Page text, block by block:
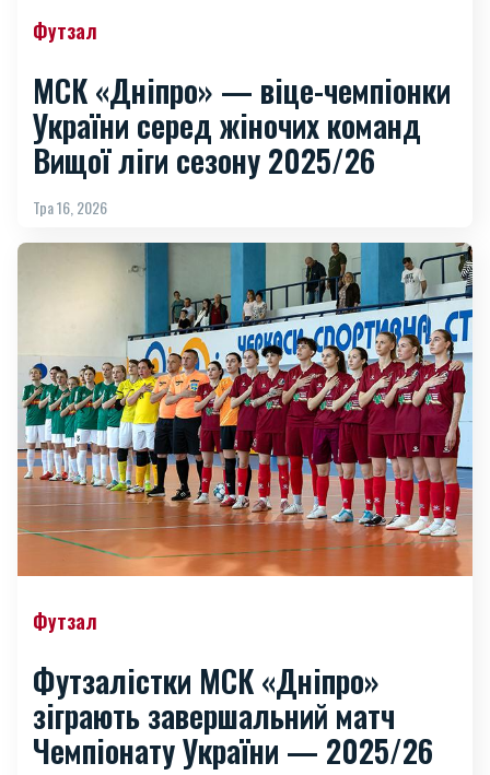
Футзал
МСК «Дніпро» — віце-чемпіонки
України серед жіночих команд
Вищої ліги сезону 2025/26
Тра 16, 2026
Футзал
Футзалістки МСК «Дніпро»
зіграють завершальний матч
Чемпіонату України — 2025/26